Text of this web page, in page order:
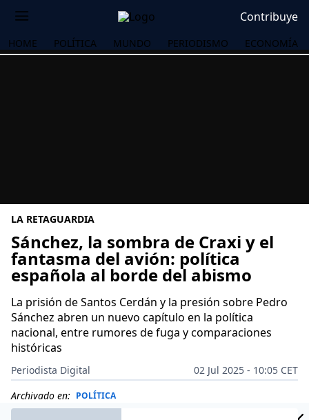
Contribuye
HOME POLÍTICA MUNDO PERIODISMO ECONOMÍA
LA RETAGUARDIA
Sánchez, la sombra de Craxi y el
fantasma del avión: política
española al borde del abismo
La prisión de Santos Cerdán y la presión sobre Pedro
Sánchez abren un nuevo capítulo en la política
nacional, entre rumores de fuga y comparaciones
históricas
Periodista Digital
02 Jul 2025 - 10:05 CET
Archivado en: POLÍTICA